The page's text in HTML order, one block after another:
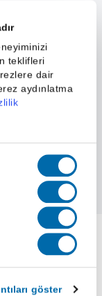
teklifleri
dair
aydınlatma
göster
İndir